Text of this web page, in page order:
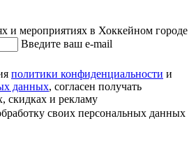
и мероприятиях в Хоккейном городе
Введите ваш e-mail
политики конфиденциальности и
данных, согласен получать
скидках и рекламу
своих персональных данных